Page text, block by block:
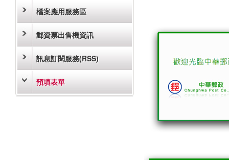
檔案應用服務區
郵資票出售機資訊
訊息訂閱服務(RSS)
預填表單